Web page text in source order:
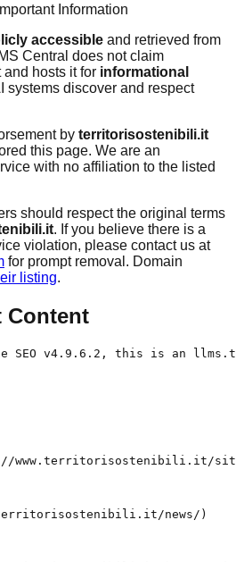
Information
accessible and retrieved from
Central does not claim
hosts it for informational
systems discover and respect
by territorisostenibili.it
this page. We are an
with no affiliation to the listed
should respect the original terms
. If you believe there is a
violation, please contact us at
for prompt removal. Domain
listing.
Content
export2026-qddq17/)
- [Export2026-qpxc10](https://www.territorisostenibili.it/export2026-qpxc10/)
- [Susti CSR Piemonte](https://www.territorisostenibili.it/susti-csr-piemonte/) - BENVENUTO IN Scopri come funziona il nostro sistema esclusivo di valutazione della Sostenibilità SUSTI® è un questionario che permette agli operatori turistici di autovalutare le proprie performance di sostenibilità ambientale, sociale ed economica, in modo semplice e guidato. FASE 1: I DATI Inserisci i dati di base della tua azienda/organizzazione. Ricordati che dovrai approvare le
- [Susti Appartamenti Piemonte](https://www.territorisostenibili.it/susti-appartamenti-piemonte/) - BENVENUTO IN Scopri come funziona il nostro sistema esclusivo di valutazione della Sostenibilità SUSTI® è un questionario che permette ai gestori di appartamenti turistici di autovalutare le proprie performance di sostenibilità ambientale, sociale ed economica, in modo semplice e guidato. FASE 1: I DATI Inserisci i dati di base della tua struttura/appartamento. Ricordati che dovrai
- [Susti Spiagge Piemonte](https://www.territorisostenibili.it/susti-spiagge-piemonte/) - BENVENUTO IN Scopri come funziona il nostro sistema esclusivo di valutazione della Sostenibilità SUSTI® è un questionario che permette ai lidi, alle spiagge e agli stabilimenti balneari di autovalutare le proprie performance di sostenibilità ambientale, sociale ed economica, in modo semplice e guidato. FASE 1: I DATI Inserisci i dati di base della tua spiaggia/stabilimento
- [Susti Ristoranti Piemonte](https://www.territorisostenibili.it/susti-ristoranti-piemonte/) - BENVENUTO IN Scopri come funziona il nostro sistema esclusivo di valutazione della Sostenibilità SUSTI® è un questionario che permette ai ristoranti di autovalutare le proprie performance di sostenibilità ambientale, sociale ed economica, in modo semplice e guidato. FASE 1: I DATI Inserisci i dati di base della tua organizzazione/attività ristorativa. Ricordati che dovrai approvare le
- [Susti Eventi Piemonte](https://www.territorisostenibili.it/susti-eventi-piemonte/) - BENVENUTO IN Scopri come funziona il nostro sistema esclusivo di valutazione della Sostenibilità SUSTI® è un questionario che permette alle organizzazioni di eventi di autovalutare le proprie performance di sostenibilità ambientale, sociale ed economica, in modo semplice e guidato. FASE 1: I DATI Inserisci i dati di base della tua organizzazione/azienda. Ricordati che dovrai approvare le
- [Susti Rifugi Piemonte](https://www.territorisostenibili.it/susti-rifugi-piemonte/) - BENVENUTO IN Scopri come funziona il nostro sistema esclusivo di valutazione della Sostenibilità SUSTI® è un questionario che permette ai gestori di rifugi escursionistici e non di autovalutare le proprie performance di sostenibilità ambientale, sociale ed economica, in modo semplice e guidato. FASE 1: I DATI Inserisci i dati di base del tuo rifugio. Ricordati
- [Susti B&B Piemonte](https://www.territorisostenibili.it/susti-bb-piemonte/) - BENVENUTO IN Scopri come funziona il nostro sistema esclusivo di valutazione della Sostenibilità SUSTI® è un questionario che permette alle strutture B&B di autovalutare le proprie performance di